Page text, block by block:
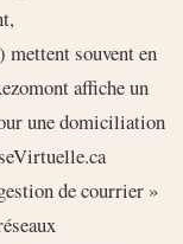
souvent en
affiche un
une domiciliation
de courrier »